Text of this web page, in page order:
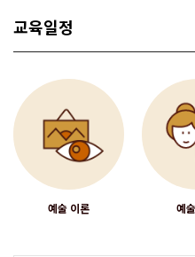
교육일정
연 및 전시 감상력으르 높이는
라잡이 교육
예술 이론
예술 활동을 통
을 수 있는 프로
예